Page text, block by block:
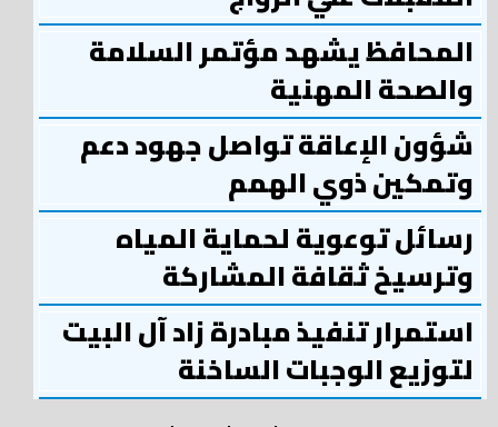
المحافظ يشهد مؤتمر السلامة
والصحة المهنية
شؤون الإعاقة تواصل جهود دعم
وتمكين ذوي الهمم
رسائل توعوية لحماية المياه
وترسيخ ثقافة المشاركة
استمرار تنفيذ مبادرة زاد آل البيت
لتوزيع الوجبات الساخنة